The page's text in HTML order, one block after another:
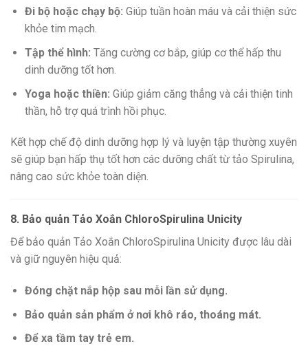
Đi bộ hoặc chạy bộ: Giúp tuần hoàn máu và cải thiện sức
khỏe tim mạch.
Tập thể hình: Tăng cường cơ bắp, giúp cơ thể hấp thu
dinh dưỡng tốt hơn.
Yoga hoặc thiền: Giúp giảm căng thẳng và cải thiện tinh
thần, hỗ trợ quá trình hồi phục.
Kết hợp chế độ dinh dưỡng hợp lý và luyện tập thường xuyên
sẽ giúp bạn hấp thụ tốt hơn các dưỡng chất từ tảo Spirulina,
nâng cao sức khỏe toàn diện.
8. Bảo quản Tảo Xoắn ChloroSpirulina Unicity
Để bảo quản Tảo Xoắn ChloroSpirulina Unicity được lâu dài
và giữ nguyên hiệu quả:
Đóng chặt nắp hộp sau mỗi lần sử dụng.
Bảo quản sản phẩm ở nơi khô ráo, thoáng mát.
Để xa tầm tay trẻ em.